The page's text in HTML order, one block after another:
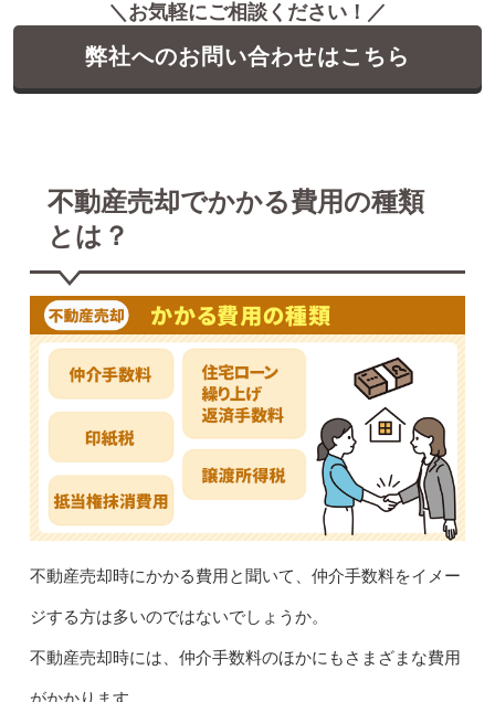
＼お気軽にご相談ください！／
弊社へのお問い合わせはこちら
不動産売却でかかる費用の種類
とは？
不動産売却時にかかる費用と聞いて、仲介手数料をイメー
ジする方は多いのではないでしょうか。
不動産売却時には、仲介手数料のほかにもさまざまな費用